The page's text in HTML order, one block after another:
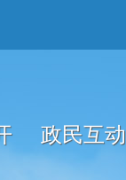
政民互动